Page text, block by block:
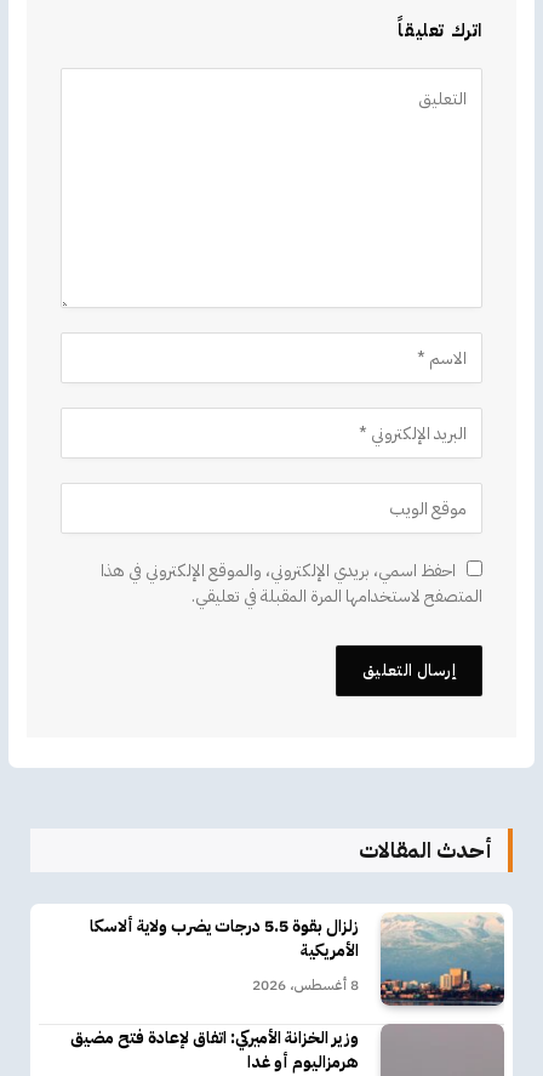
اترك تعليقاً
احفظ اسمي، بريدي الإلكتروني، والموقع الإلكتروني في هذا
المتصفح لاستخدامها المرة المقبلة في تعليقي.
أحدث المقالات
زلزال بقوة 5.5 درجات يضرب ولاية ألاسكا
الأمريكية
8 أغسطس، 2026
وزير الخزانة الأميركي: اتفاق لإعادة فتح مضيق
هرمزاليوم أو غدا